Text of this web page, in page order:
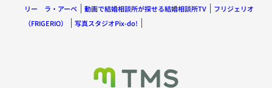
リー ラ・アーペ
動画で結婚相談所が探せる結婚相談所TV
フリジェリオ
（FRIGERIO）
写真スタジオPix-do!